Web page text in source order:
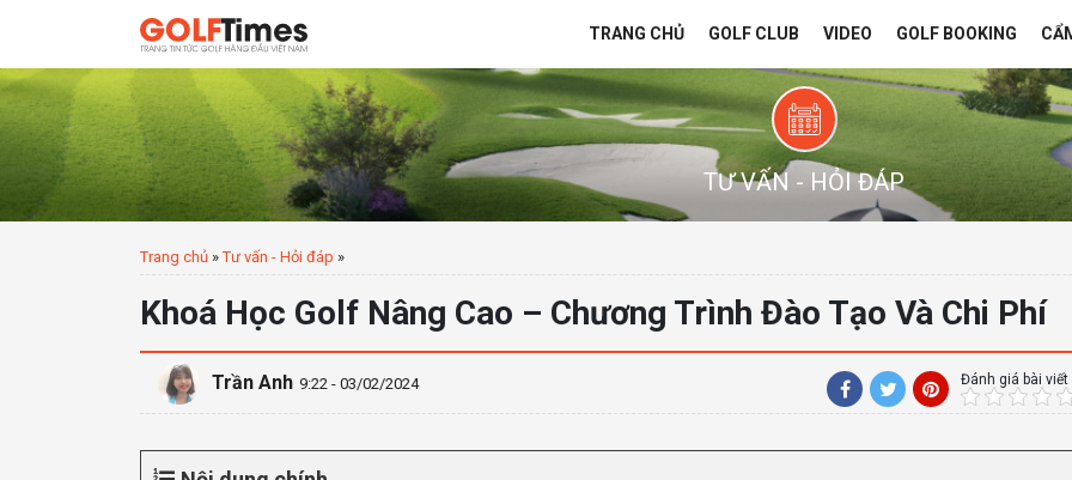
TRANG CHỦ GOLF CLUB VIDEO GOLF BOOKING
TƯ VẤN - HỎI ĐÁP
Trang chủ »Tư vấn - Hỏi đáp »
Khoá Học Golf Nâng Cao – Chương Trình Đào Tạo Và Chi Phí
Trần Anh 9:22 - 03/02/2024 Đánh giá bài viết